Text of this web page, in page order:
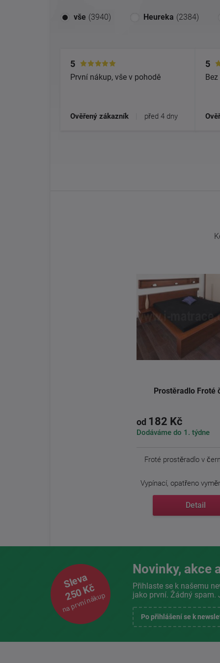
vše (3940) Heureka (2384)
5
První nákup, vše v pohodě
Ověřený zákazník před 4 dny
5
Prostěradlo Froté
od 182 Kč
Dodáváme do 1. týdne
Froté prostěradlo v
Vypínací, opatřeno
Detail
Sleva
250 Kč
na první nákup
Novinky, akce
Přihlaste se k našemu
jako první. Žádný spam.
Po přihlášení se k